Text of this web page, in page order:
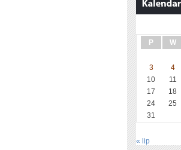
P W
3
4
10
11
17
18
24
25
31
« lip